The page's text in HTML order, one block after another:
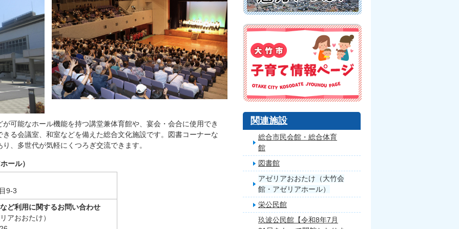
可能なホール機能を持つ講堂兼体育館や、宴会・会合に使用でき
る会議室、和室などを備えた総合文化施設です。図書コーナーな
、多世代が気軽にくつろぎ交流できます。
ール）
9-3
ど利用に関するお問い合わせ
アおおたけ）
関連施設
総合市民会館・総合体育
館
図書館
アゼリアおおたけ（大竹会
館・アゼリアホール）
栄公民館
玖波公民館【令和8年7月